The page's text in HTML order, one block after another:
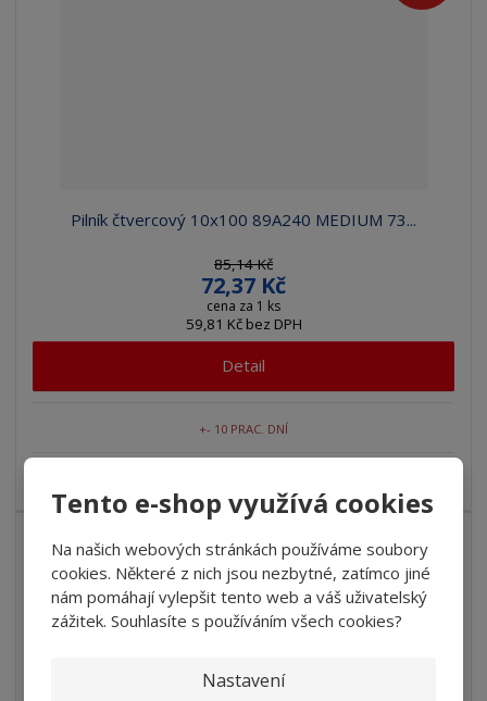
Tento e-shop využívá cookies
Na našich webových stránkách používáme soubory
cookies. Některé z nich jsou nezbytné, zatímco jiné
nám pomáhají vylepšit tento web a váš uživatelský
zážitek. Souhlasíte s používáním všech cookies?
Nastavení
Pilník čtvercový 10x100 89A240 MEDIUM 73...
85,14 Kč
72,37 Kč
cena za 1 ks
59,81 Kč bez DPH
Detail
+- 10 PRAC. DNÍ
-
15